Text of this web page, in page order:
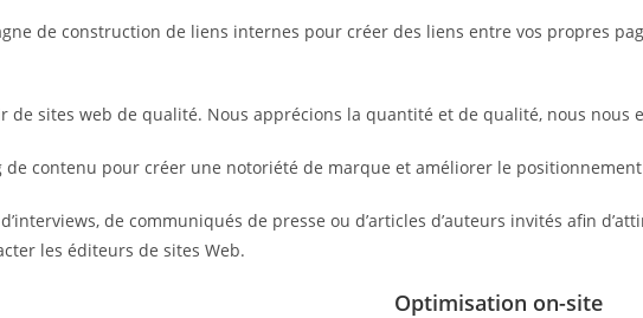
de construction de liens internes pour créer des liens entre vos propres
de sites web de qualité. Nous apprécions la quantité et de qualité, nous
de contenu pour créer une notoriété de marque et améliorer le
de communiqués de presse ou d’articles d’auteurs invités afin
les éditeurs de sites Web.
Optimisation on-site